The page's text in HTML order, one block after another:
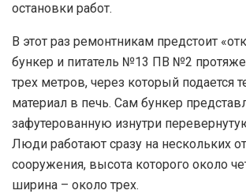
остановки работ.
В этот раз ремонтникам предстоит
бункер и питатель №13 ПВ №2
трех метров, через который подается
материал в печь. Сам бункер
зафутерованную изнутри
Люди работают сразу на нескольких
сооружения, высота которого около
ширина – около трех.